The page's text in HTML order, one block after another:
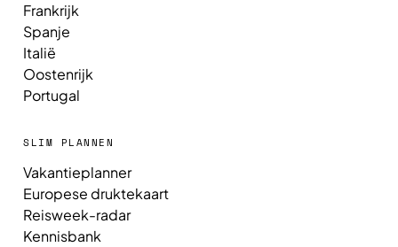
Frankrijk
Spanje
Italië
Oostenrijk
Portugal
SLIM PLANNEN
Vakantieplanner
Europese druktekaart
Reisweek-radar
Kennisbank